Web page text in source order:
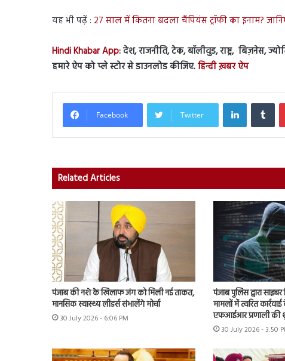
यह भी पढ़ें : 27 साल में कितना बदला चैंपियंस ट्रॉफी का इनाम?
Hindi Khabar App:देश, राजनीति, टेक, बॉलीवुड, राष्ट्र, बिज़नेस,
हमारे ऐप को प्ले स्टोर से डाउनलोड कीजिए.हिन्दी ख़बर ऐप
Facebook Twitter
LinkedIn
Related Articles
पंजाब की नशे के खिलाफ जंग को मिली नई ताकत,
मानसिक स्वास्थ्य लीडर्स संभालेंगे मोर्चा
30 July 2026 - 6:06 PM
पंजाब पुलिस द्वारा
मामलों में त्वरित
एफआईआर प्रणाली
30 July 2026 - 3:50